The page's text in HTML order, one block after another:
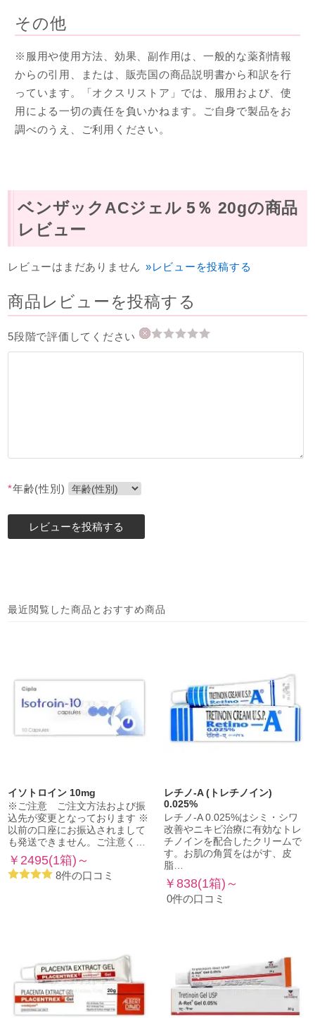
その他
※服用や使用方法、効果、副作用は、一般的な薬剤情報
からの引用、または、販売国の商品説明書から和訳を行
っています。「オクスリストア」では、服用および、使
用による一切の責任を負いかねます。ご自身で製品をお
調べのうえ、ご利用ください。
ベンザックACジェル 5％ 20gの商品
レビュー
レビューはまだありません »レビューを投稿する
商品レビューを投稿する
5段階で評価してください
*年齢(性別)
最近閲覧した商品とおすすめ商品
イソトロイン 10mg
※ご注意 ご注文方法および振
込先が変更となっております ※
以前の口座にお振込されまして
も発送できません。ご注意く…
￥2495(1箱)～
8件の口コミ
レチノ-A (トレチノイン)
0.025%
レチノ-A 0.025%はシミ・シワ
改善やニキビ治療に有効なトレ
チノインを配合したクリームで
す。お肌の角質をはがす、皮
脂…
￥838(1箱)～
0件の口コミ